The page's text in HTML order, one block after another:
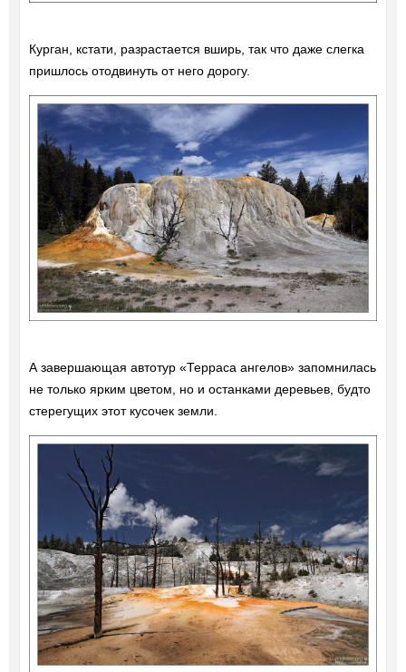
Курган, кстати, разрастается вширь, так что даже слегка
пришлось отодвинуть от него дорогу.
А завершающая автотур «Терраса ангелов» запомнилась
не только ярким цветом, но и останками деревьев, будто
стерегущих этот кусочек земли.